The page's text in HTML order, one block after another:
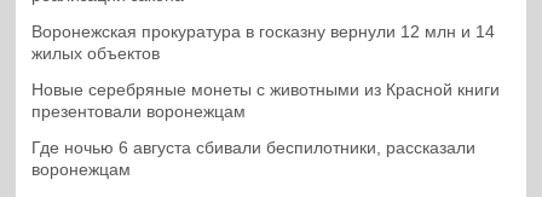
Воронежская прокуратура в госказну вернули 12 млн и 14
жилых объектов
Новые серебряные монеты с животными из Красной книги
презентовали воронежцам
Где ночью 6 августа сбивали беспилотники, рассказали
воронежцам